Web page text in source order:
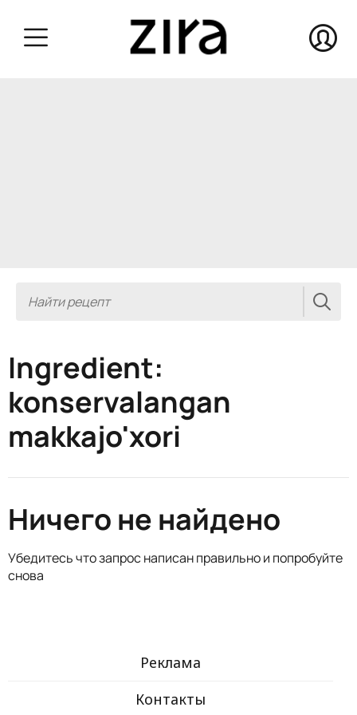
Ingredient:
konservalangan
makkajo'xori
Ничего не найдено
Убедитесь что запрос написан правильно и попробуйте
снова
Реклама
Контакты